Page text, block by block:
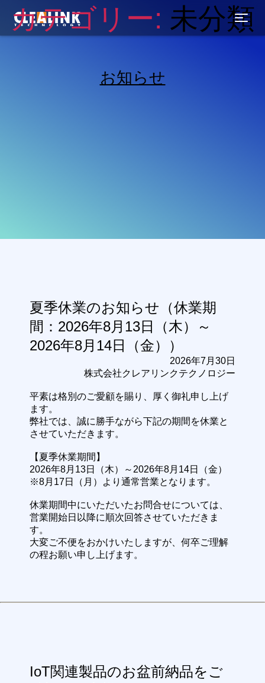
お知らせ
カテゴリー: 未分類
夏季休業のお知らせ（休業期
間：2026年8月13日（木）～
2026年8月14日（金））
2026年7月30日
株式会社クレアリンクテクノロジー
平素は格別のご愛顧を賜り、厚く御礼申し上げ
ます。
弊社では、誠に勝手ながら下記の期間を休業と
させていただきます。
【夏季休業期間】
2026年8月13日（木）～2026年8月14日（金）
※8月17日（月）より通常営業となります。
休業期間中にいただいたお問合せについては、
営業開始日以降に順次回答させていただきま
す。
大変ご不便をおかけいたしますが、何卒ご理解
の程お願い申し上げます。
IoT関連製品のお盆前納品をご